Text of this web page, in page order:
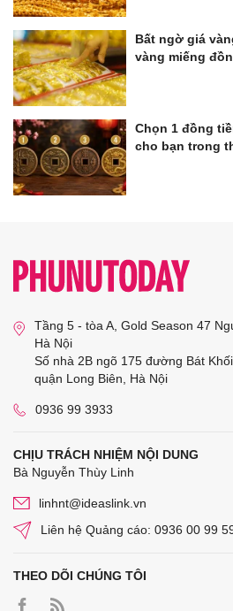
Bất ngờ giá
vàng miếng
Chọn 1 đồng
cho bạn trong
Tầng 5 - tòa A, Gold Season 47
Hà Nội
Số nhà 2B ngõ 175 đường Bát
quận Long Biên, Hà Nội
0936 99 3933
CHỊU TRÁCH NHIỆM NỘI DUNG
Bà Nguyễn Thùy Linh
linhnt@ideaslink.vn
Liên hệ Quảng cáo: 0936 00 99
THEO DÕI CHÚNG TÔI